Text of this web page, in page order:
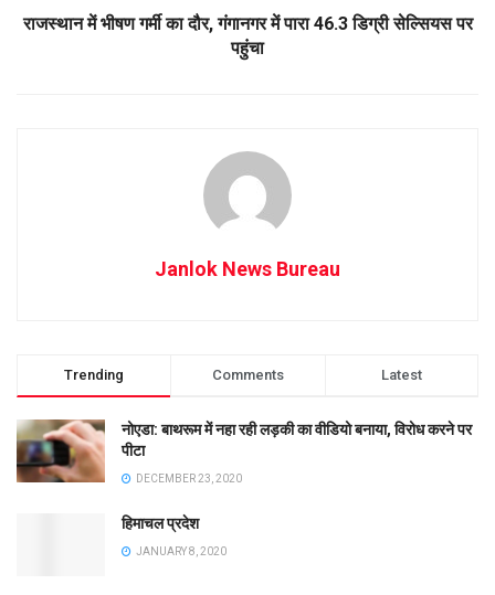
राजस्थान में भीषण गर्मी का दौर, गंगानगर में पारा 46.3 डिग्री सेल्सियस पर
पहुंचा
Janlok News Bureau
Trending Comments Latest
नोएडा: बाथरूम में नहा रही लड़की का वीडियो बनाया, विरोध करने पर
पीटा
DECEMBER 23, 2020
हिमाचल प्रदेश
JANUARY 8, 2020